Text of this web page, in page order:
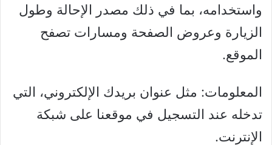
واستخدامه، بما في ذلك مصدر الإحالة وطول
الزيارة وعروض الصفحة ومسارات تصفح
الموقع.
المعلومات: مثل عنوان بريدك الإلكتروني، التي
تدخله عند التسجيل في موقعنا على شبكة
الإنترنت.